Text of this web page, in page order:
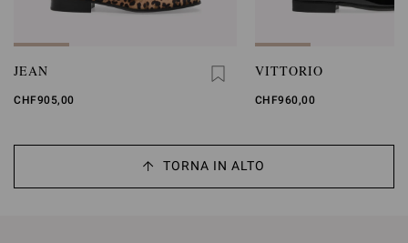
JEAN
CHF905,00
VITTORIO
CHF960,00
TORNA IN ALTO